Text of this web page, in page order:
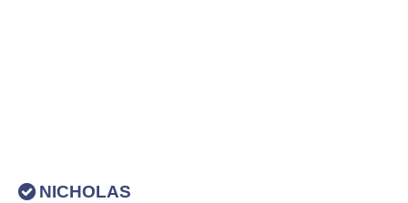
NICHOLAS